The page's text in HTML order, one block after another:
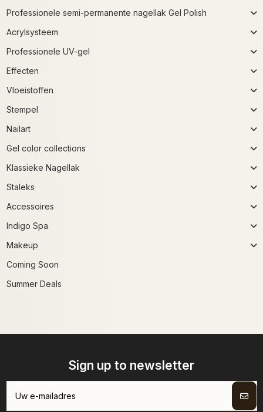
Professionele semi-permanente nagellak Gel Polish
Acrylsysteem
Professionele UV-gel
Effecten
Vloeistoffen
Stempel
Nailart
Gel color collections
Klassieke Nagellak
Staleks
Accessoires
Indigo Spa
Makeup
Coming Soon
Summer Deals
Sign up to newsletter